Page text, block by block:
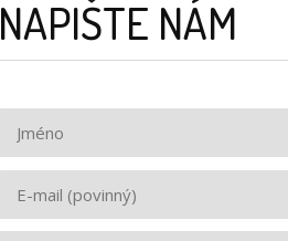
NAPIŠTE NÁM